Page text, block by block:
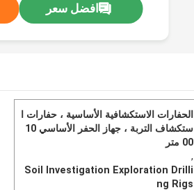
افضل سعر
الحفارات الاستكشافية الأساسية ، حفارات ا
ستكشاف التربة ، جهاز الحفر الأساسي 10
00 متر
,
Soil Investigation Exploration Drilli
ng Rigs